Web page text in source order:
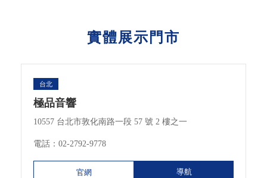
實體展示門市
台北
極品音響
10557 台北市敦化南路一段 57 號 2 樓之一
電話： 02-2792-9778
官網 導航